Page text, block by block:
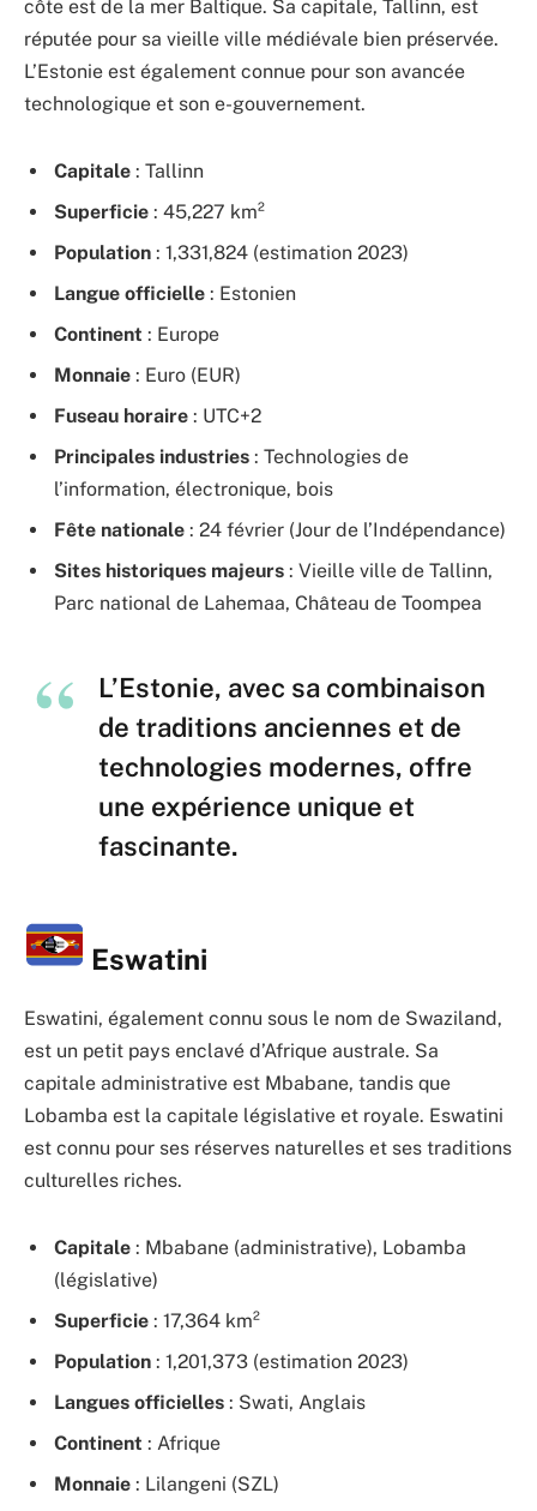
côte est de la mer Baltique. Sa capitale, Tallinn, est
réputée pour sa vieille ville médiévale bien préservée.
L’Estonie est également connue pour son avancée
technologique et son e-gouvernement.
Capitale : Tallinn
Superficie : 45,227 km²
Population : 1,331,824 (estimation 2023)
Langue officielle : Estonien
Continent : Europe
Monnaie : Euro (EUR)
Fuseau horaire : UTC+2
Principales industries : Technologies de
l’information, électronique, bois
Fête nationale : 24 février (Jour de l’Indépendance)
Sites historiques majeurs : Vieille ville de Tallinn,
Parc national de Lahemaa, Château de Toompea
L’Estonie, avec sa combinaison
de traditions anciennes et de
technologies modernes, offre
une expérience unique et
fascinante.
Eswatini
Eswatini, également connu sous le nom de Swaziland,
est un petit pays enclavé d’Afrique australe. Sa
capitale administrative est Mbabane, tandis que
Lobamba est la capitale législative et royale. Eswatini
est connu pour ses réserves naturelles et ses traditions
culturelles riches.
Capitale : Mbabane (administrative), Lobamba
(législative)
Superficie : 17,364 km²
Population : 1,201,373 (estimation 2023)
Langues officielles : Swati, Anglais
Continent : Afrique
Monnaie : Lilangeni (SZL)